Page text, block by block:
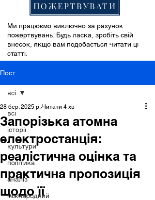
ПОЖЕРТВУВАТИ
Ми працюємо виключно за рахунок
пожертвувань. Будь ласка, зробіть свій
внесок, якщо вам подобається читати ці
статті.
Пост
всі
історії
культури
політика
аналіз
міжнародний
всі
Запорізька атомна
електростанція:
реалістична оцінка та
практична пропозиція
щодо її
28 бер. 2025 р. Читати 4 хв